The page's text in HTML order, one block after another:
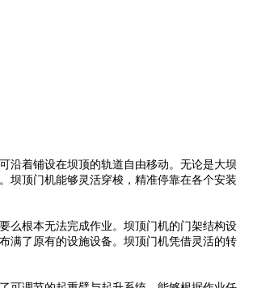
沿着铺设在坝顶的轨道自由移动。无论是大坝
坝顶门机能够灵活穿梭，精准停靠在各个安装
么根本无法完成作业。坝顶门机的门架结构设
满了原有的设施设备。坝顶门机凭借灵活的转